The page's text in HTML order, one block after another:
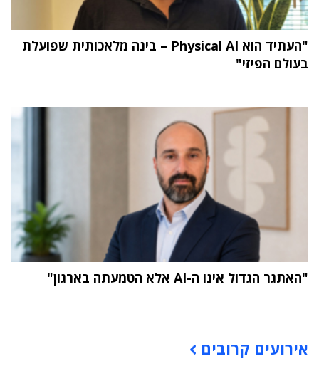
"העתיד הוא Physical AI – בינה מלאכותית שפועלת
בעולם הפיזי"
"האתגר הגדול אינו ה-AI אלא הטמעתה בארגון"
אירועים קרובים